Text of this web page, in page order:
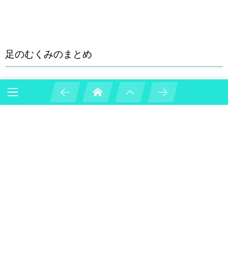
足のむくみのまとめ
足のむくみの原因は様々にありますが、むくみの原因を知ることで
対処が可能となり、むくみによる不快感やイライラを取り除くこと